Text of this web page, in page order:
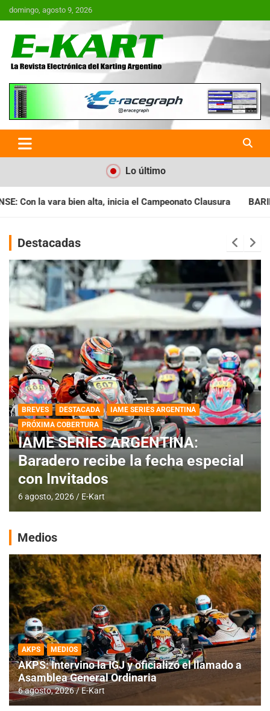
Saltar
al
domingo, agosto 9, 2026
E-Kart.com.ar | La Revista
Electrónica del Karting en
Argentina
Lo último
Campeonato Clausura BARILOCHENSE: Preparan una
Destacadas
BREVES DESTACADA
IAME SERIES ARGENTINA
PRÓXIMA COBERTURA
IAME SERIES ARGENTINA:
Baradero recibe la fecha especial
con Invitados
6 agosto, 2026 E-Kart
Medios
AKPS MEDIOS
AKPS: Intervino la IGJ y oficializó el llamado a
Asamblea General Ordinaria
6 agosto, 2026 E-Kart